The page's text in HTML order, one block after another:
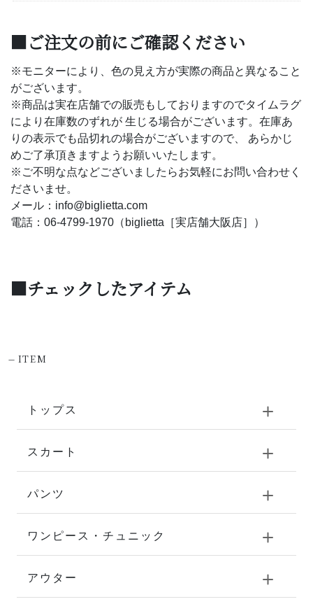
■ご注文の前にご確認ください
※モニターにより、色の見え方が実際の商品と異なること
がございます。
※商品は実在店舗での販売もしておりますのでタイムラグ
により在庫数のずれが 生じる場合がございます。在庫あ
りの表示でも品切れの場合がございますので、 あらかじ
めご了承頂きますようお願いいたします。
※ご不明な点などございましたらお気軽にお問い合わせく
ださいませ。
メール：info@biglietta.com
電話：06-4799-1970（biglietta［実店舗大阪店］）
■チェックしたアイテム
-ITEM
トップス
スカート
パンツ
ワンピース・チュニック
アウター